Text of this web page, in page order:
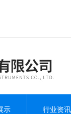
示 行业资讯